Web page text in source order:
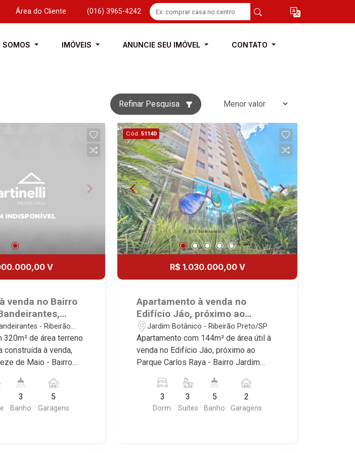
Área do Cliente (016) 3965-4242
SOMOS IMÓVEIS ANUNCIE SEU IMÓVEL CONTATO
Refinar Pesquisa
V
venda no Bairro
Treze de Maio -
SP.
- Ribeirão
320m² de área terreno
construída à venda,
de Maio - Bairro
a Martinelli
para você: -
3
Banho
5
Garagens
Cód. 51140
R$ 1.030.000,00 V
Apartamento à venda no
Edifício Jáo, próximo ao
Parque Carlos Raya - Ribeirão
Preto/SP.
Jardim Botânico - Ribeirão Preto/SP
Apartamento com 144m² de área útil à
venda no Edifício Jáo, próximo ao
Parque Carlos Raya - Bairro Jardim
as características deste imóvel que a
Martinelli Imobiliária selecionou para
você: - 144m² de área útil - 3 suítes
3
Dorm.
3
Suítes
5
Banho
2
Garagens